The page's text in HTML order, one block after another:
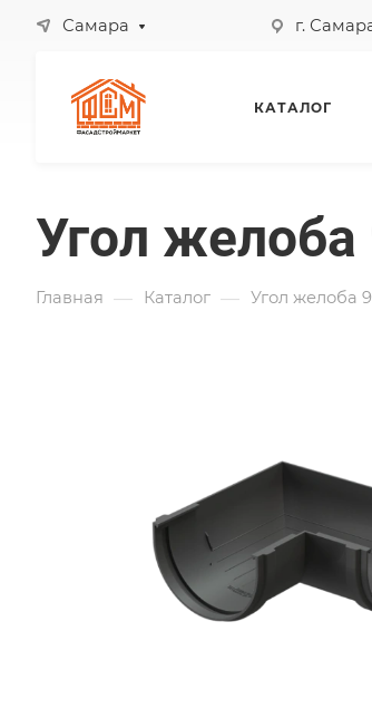
Самара г.
КАТАЛОГ
Угол желоба
Главная — Каталог — Угол желоба